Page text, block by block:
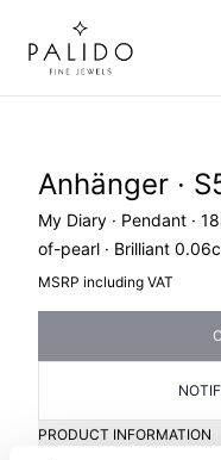
Anhänger ·
My Diary · Pendant ·
of-pearl · Brilliant
MSRP including VAT
PRODUCT INFORMATION